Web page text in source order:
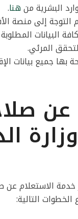
البشرية منهنا.
إلى منصة
البيانات
المرئي.
جميع بيانات
الاستعلام عن
التالية: